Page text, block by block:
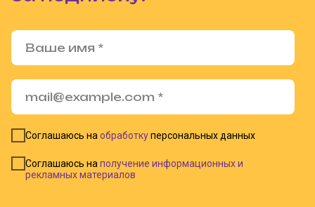
Соглашаюсь на обработкуперсональных данных
Соглашаюсь на получение информационных и
рекламных материалов